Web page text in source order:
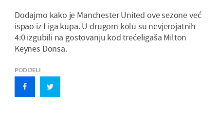
Dodajmo kako je Manchester United ove sezone već
ispao iz Liga kupa. U drugom kolu su nevjerojatnih
4:0 izgubili na gostovanju kod trećeligaša Milton
Keynes Donsa.
PODIJELI